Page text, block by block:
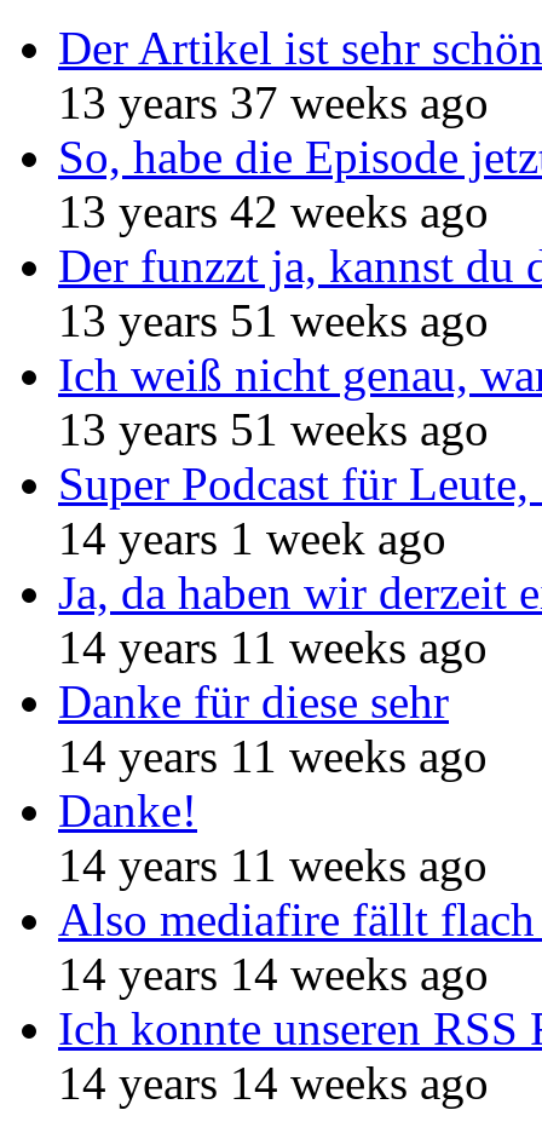
Der Artikel ist sehr schön
13 years 37 weeks ago
So, habe die Episode
13 years 42 weeks ago
Der funzzt ja, kannst du
13 years 51 weeks ago
Ich weiß nicht genau,
13 years 51 weeks ago
Super Podcast für Leute,
14 years 1 week ago
Ja, da haben wir derzeit
14 years 11 weeks ago
Danke für diese sehr
14 years 11 weeks ago
Danke!
14 years 11 weeks ago
Also mediafire fällt
14 years 14 weeks ago
Ich konnte unseren RSS
14 years 14 weeks ago